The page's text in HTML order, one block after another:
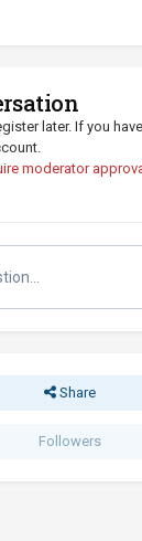
later. If you
moderator
Share
Followers